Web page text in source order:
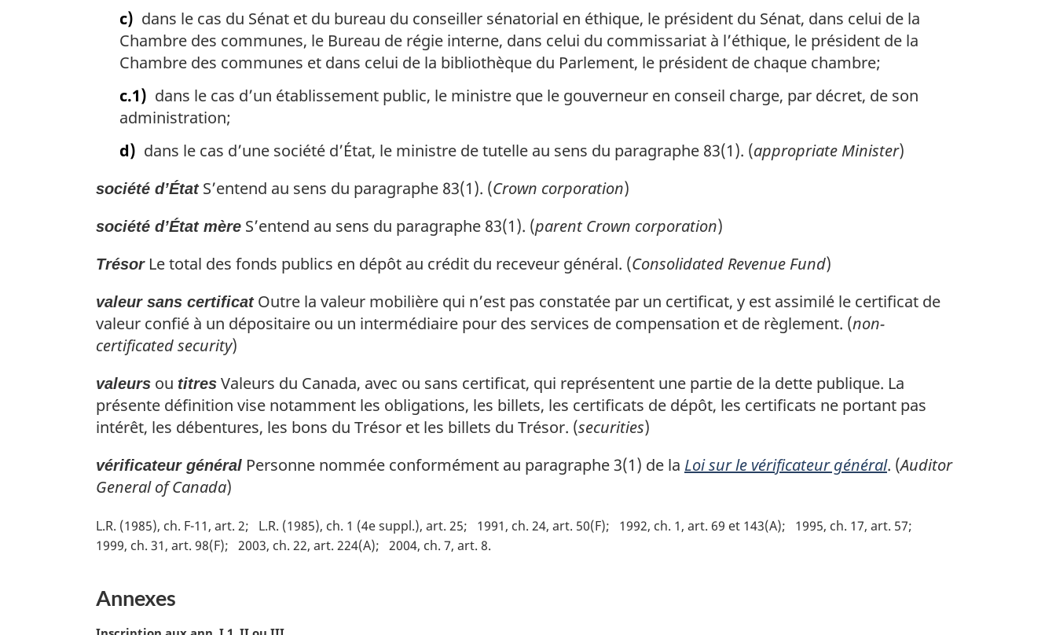
c) dans le cas du Sénat et du bureau du conseiller sénatorial en éthique, le président du Sénat, dans celui de la
Chambre des communes, le Bureau de régie interne, dans celui du commissariat à l’éthique, le président de la
Chambre des communes et dans celui de la bibliothèque du Parlement, le président de chaque chambre;
c.1) dans le cas d’un établissement public, le ministre que le gouverneur en conseil charge, par décret, de son
administration;
d) dans le cas d’une société d’État, le ministre de tutelle au sens du paragraphe 83(1). (appropriate Minister)
société d’ÉtatS’entend au sens du paragraphe 83(1). (Crown corporation)
société d’État mère S’entend au sens du paragraphe 83(1). (parent Crown corporation)
TrésorLe total des fonds publics en dépôt au crédit du receveur général. (Consolidated Revenue Fund)
valeur sans certificatOutre la valeur mobilière qui n’est pas constatée par un certificat, y est assimilé le certificat de
valeur confié à un dépositaire ou un intermédiaire pour des services de compensation et de règlement. (non-
certificated security)
valeurs ou titres Valeurs du Canada, avec ou sans certificat, qui représentent une partie de la dette publique. La
présente définition vise notamment les obligations, les billets, les certificats de dépôt, les certificats ne portant pas
intérêt, les débentures, les bons du Trésor et les billets du Trésor. (securities)
vérificateur général Personne nommée conformément au paragraphe 3(1) de la Loi sur le vérificateur général. (Auditor
General of Canada)
L.R. (1985), ch. F-11, art. 2 L.R. (1985), ch. 1 (4e suppl.), art. 25 1991, ch. 24, art. 50(F) 1992, ch. 1, art. 69 et 143(A)
1995, ch. 17, art. 57
1999, ch. 31, art. 98(F)
2003, ch. 22, art. 224(A) 2004, ch. 7, art. 8
Annexes